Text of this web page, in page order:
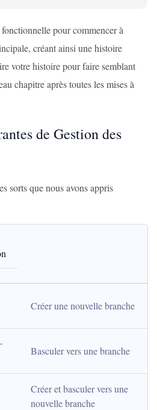
pour commencer à
créant ainsi une histoire
votre histoire pour faire semblant
chapitre après toutes les mises à
de Gestion des
sorts que nous avons appris
Créer une nouvelle branche
Basculer vers une branche
Créer et basculer vers une
nouvelle branche